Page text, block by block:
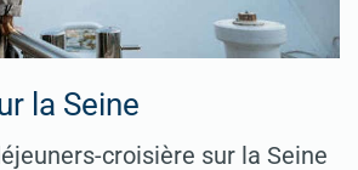
la Seine
croisière sur la Seine